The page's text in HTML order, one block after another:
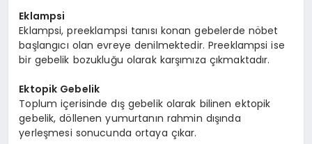
Eklampsi
Eklampsi, preeklampsi tanısı konan gebelerde nöbet
başlangıcı olan evreye denilmektedir. Preeklampsi ise
bir gebelik bozukluğu olarak karşımıza çıkmaktadır.
Ektopik Gebelik
Toplum içerisinde dış gebelik olarak bilinen ektopik
gebelik, döllenen yumurtanın rahmin dışında
yerleşmesi sonucunda ortaya çıkar.